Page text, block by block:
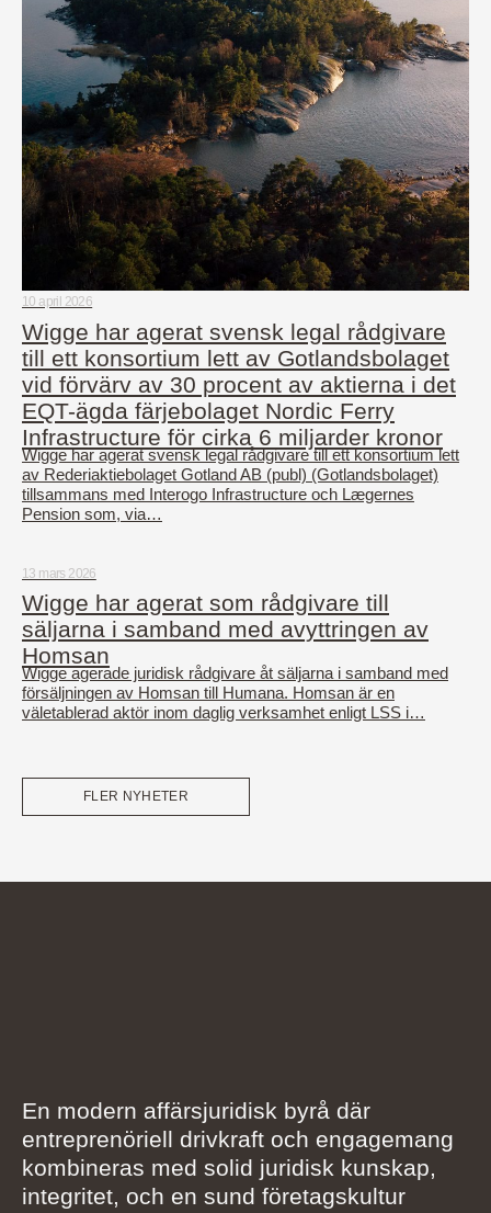
10 april 2026
Wigge har agerat svensk legal rådgivare
till ett konsortium lett av Gotlandsbolaget
vid förvärv av 30 procent av aktierna i det
EQT-ägda färjebolaget Nordic Ferry
Infrastructure för cirka 6 miljarder kronor
Wigge har agerat svensk legal rådgivare till ett konsortium lett
av Rederiaktiebolaget Gotland AB (publ) (Gotlandsbolaget)
tillsammans med Interogo Infrastructure och Lægernes
Pension som, via…
13 mars 2026
Wigge har agerat som rådgivare till
säljarna i samband med avyttringen av
Homsan
Wigge agerade juridisk rådgivare åt säljarna i samband med
försäljningen av Homsan till Humana. Homsan är en
väletablerad aktör inom daglig verksamhet enligt LSS i…
FLER NYHETER
En modern affärsjuridisk byrå där
entreprenöriell drivkraft och engagemang
kombineras med solid juridisk kunskap,
integritet, och en sund företagskultur